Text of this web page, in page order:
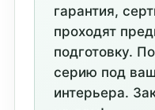
гарантия,
проходят
подготовку.
серию под
интерьера.